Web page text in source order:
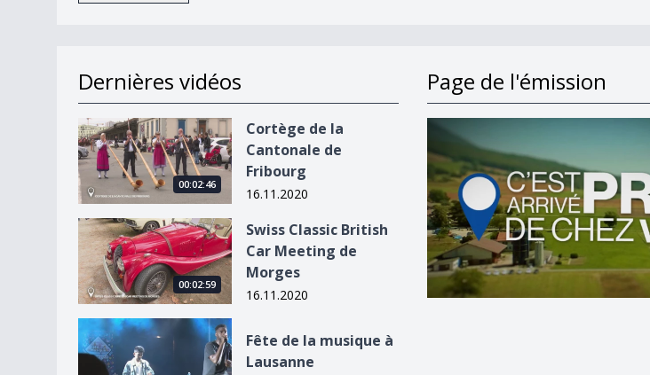
Dernières vidéos
Cortège de la Cantonale de Fribourg
00:02:46
Cortège de la
Cantonale de
Fribourg
16.11.2020
Swiss Classic British Car Meeting de Morges
00:02:59
Swiss Classic British
Car Meeting de
Morges
16.11.2020
Fête de la musique à Lausanne
Fête de la musique à
Lausanne
Page de l'émission